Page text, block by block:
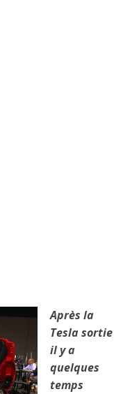
Après la
Tesla sortie
il y a
quelques
temps